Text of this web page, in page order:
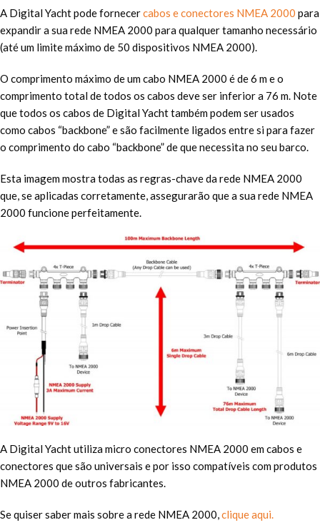
A Digital Yacht pode fornecercabos e conectores NMEA 2000 para
expandir a sua rede NMEA 2000 para qualquer tamanho necessário
(até um limite máximo de 50 dispositivos NMEA 2000).
O comprimento máximo de um cabo NMEA 2000 é de 6 m e o
comprimento total de todos os cabos deve ser inferior a 76 m. Note
que todos os cabos de Digital Yacht também podem ser usados
como cabos “backbone” e são facilmente ligados entre si para fazer
o comprimento do cabo “backbone” de que necessita no seu barco.
Esta imagem mostra todas as regras-chave da rede NMEA 2000
que, se aplicadas corretamente, assegurarão que a sua rede NMEA
2000 funcione perfeitamente.
A Digital Yacht utiliza micro conectores NMEA 2000 em cabos e
conectores que são universais e por isso compatíveis com produtos
NMEA 2000 de outros fabricantes.
Se quiser saber mais sobre a rede NMEA 2000,clique aqui.